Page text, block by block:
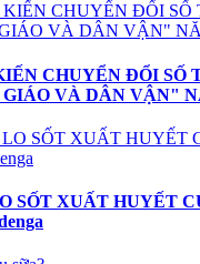
CHUYỂN ĐỔI SỐ
VÀ DÂN VẬN"
SỐT XUẤT HUYẾT